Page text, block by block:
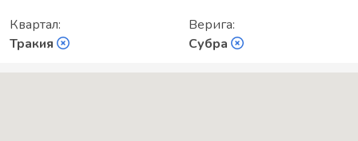
Квартал:
Тракия
Верига:
Субра